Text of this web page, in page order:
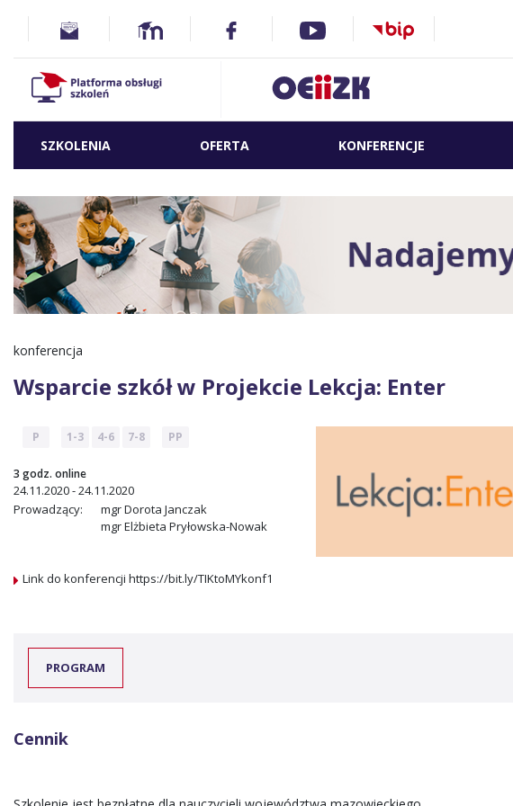
SZKOLENIA OFERTA KONFERENCJE
konferencja
Wsparcie szkół w Projekcie Lekcja: Enter
P 1-3 4-6 7-8 PP
3 godz. online
24.11.2020 - 24.11.2020
Prowadzący:
mgr Dorota Janczak
mgr Elżbieta Pryłowska-Nowak
Link do konferencji https://bit.ly/TIKtoMYkonf1
PROGRAM
Cennik